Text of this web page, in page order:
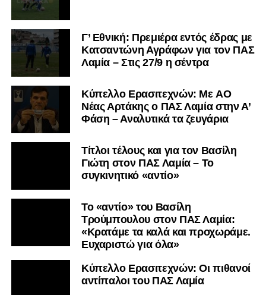
Γ’ Εθνική: Πρεμιέρα εντός έδρας με
Κατσαντώνη Αγράφων για τον ΠΑΣ
Λαμία – Στις 27/9 η σέντρα
Kύπελλο Ερασιτεχνών: Με AO
Nέας Αρτάκης ο ΠΑΣ Λαμία στην Α’
Φάση – Αναλυτικά τα ζευγάρια
Τίτλοι τέλους και για τον Βασίλη
Γιώτη στον ΠΑΣ Λαμία – Το
συγκινητικό «αντίο»
Το «αντίο» του Βασίλη
Τρούμπουλου στον ΠΑΣ Λαμία:
«Κρατάμε τα καλά και προχωράμε.
Ευχαριστώ για όλα»
Κύπελλο Ερασιτεχνών: Οι πιθανοί
αντίπαλοι του ΠΑΣ Λαμία